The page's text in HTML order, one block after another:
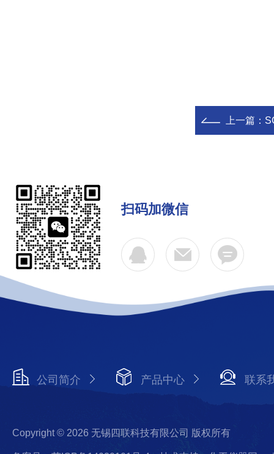
上一篇：
扫码加微信
公司简介 产品中心 联系
Copyright © 2026 无锡四联科技有限公司 版权所有